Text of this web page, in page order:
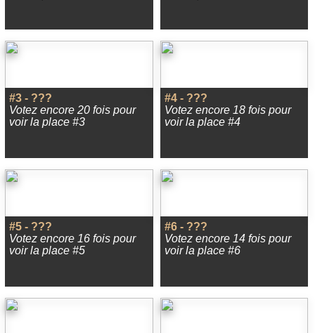
#3 - ???
Votez encore 20 fois pour
voir la place #3
#4 - ???
Votez encore 18 fois pour
voir la place #4
#5 - ???
Votez encore 16 fois pour
voir la place #5
#6 - ???
Votez encore 14 fois pour
voir la place #6